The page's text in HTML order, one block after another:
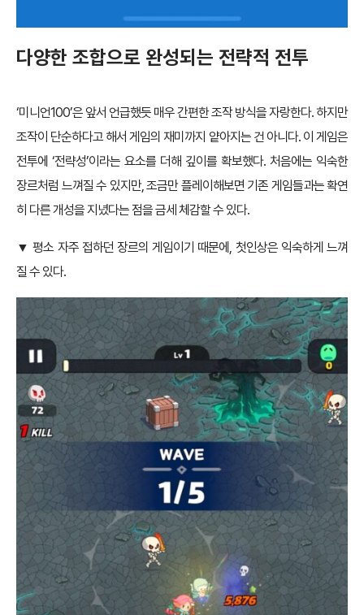
다양한 조합으로 완성되는 전략적 전투
‘미니언100’은 앞서 언급했듯 매우 간편한 조작 방식을 자랑한다. 하지만
조작이 단순하다고 해서 게임의 재미까지 얕아지는 건 아니다. 이 게임은
전투에 ‘전략성’이라는 요소를 더해 깊이를 확보했다. 처음에는 익숙한
장르처럼 느껴질 수 있지만, 조금만 플레이해보면 기존 게임들과는 확연
히 다른 개성을 지녔다는 점을 금세 체감할 수 있다.
▼ 평소 자주 접하던 장르의 게임이기 때문에, 첫인상은 익숙하게 느껴
질 수 있다.